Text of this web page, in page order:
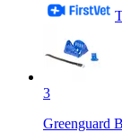
3
Greenguard